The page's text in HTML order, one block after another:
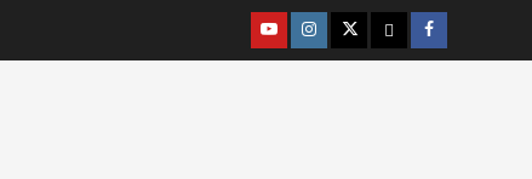
@lpm_limas
Instagram
TwitterWhatsApp
Facebook